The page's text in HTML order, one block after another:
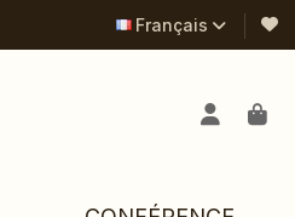
Français